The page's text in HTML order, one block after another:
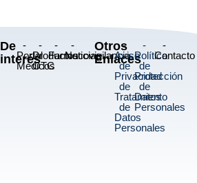
De
interés
-
Portal
Médicos
-
Productos
OTC
-
Farmacovigilancia
-
Noticias
Otros
Enlaces
-
Aviso
de
Privacidad
de
Tratamiento
de
Datos
Personales
-
Política
de
Protección
de
Datos
Personales
-
Contacto